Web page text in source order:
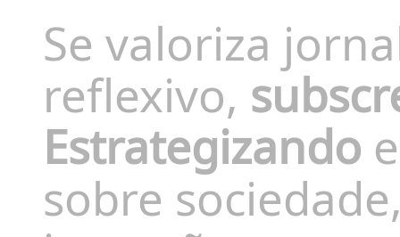
Se valoriza
reflexivo,
Estrategizando
sobre